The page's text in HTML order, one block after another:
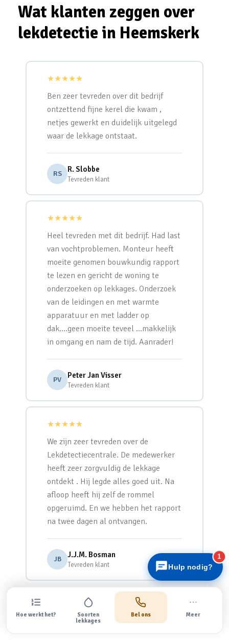
Wat klanten zeggen over
lekdetectie in Heemskerk
★★★★★
Ben zeer tevreden over dit bedrijf
ontzettend fijne kerel die kwam ,
netjes gewerkt en duidelijk uitgelegd
waar de lekkage ontstaat.
RS R. Slobbe
Tevreden klant
★★★★★
Heel tevreden met dit bedrijf. Had last
van vochtproblemen. Monteur heeft
moeite genomen bouwkundig rapport
te lezen en gericht de woning te
onderzoeken op lekkages. Onderzoek
van de leidingen en met warmte
apparatuur en met ladder op
dak….geen moeite teveel …makkelijk
in omgang en nam de tijd. Aanrader!
PV Peter Jan Visser
Tevreden klant
★★★★★
We zijn zeer tevreden over de
Lekdetectiecentrale. De medewerker
heeft zeer zorgvuldig de lekkage
ontdekt . Hij legde alles goed uit. Na
afloop heeft hij zelf de rommel
opgeruimd. En we hebben het rapport
na twee dagen al ontvangen.
JB J.J.M. Bosman
Tevreden klant
Bekijk alle recensies
Hulp nodig?
1
Lekdetectiecentrale
Hoe werkt het?
Soorten
lekkages
Bel ons Meer